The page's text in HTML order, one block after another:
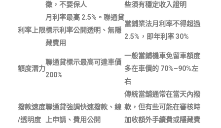
徵，不要保人
些須有穩定收入證明
利率上限
月利率最高 2.5% 。聯通貸
標示利率公開透明、無隱
藏費用
當鋪業法月利率不得超過
2.5% ，即年利率 30%
額度潛力
聯通貸標示最高可達車價
200%
一般當鋪機車免留車額度
多在車價的 70%–90%左
右
撥款速度
/透明度
聯通貸強調快速撥款、線
上申請、費用公開
傳統當舖通常在當天內撥
款，但有些可能在審核時
加收額外手續費或隱藏費